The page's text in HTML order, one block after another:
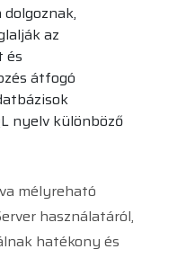
az
és
átfogó
nyelv különböző
mélyreható
használatáról,
hatékony és